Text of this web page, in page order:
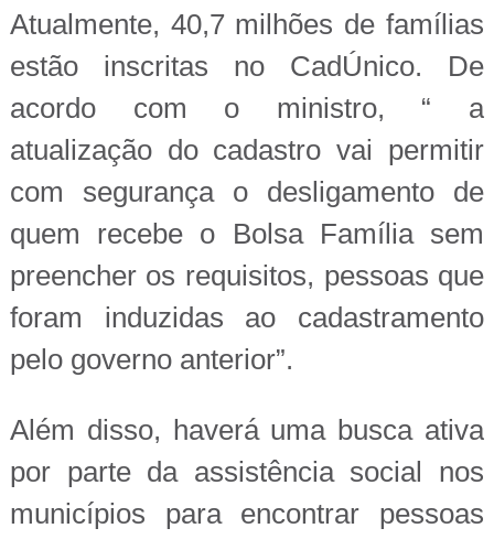
Atualmente, 40,7 milhões de famílias
estão inscritas no CadÚnico. De
acordo com o ministro, “ a
atualização do cadastro vai permitir
com segurança o desligamento de
quem recebe o Bolsa Família sem
preencher os requisitos, pessoas que
foram induzidas ao cadastramento
pelo governo anterior”.
Além disso, haverá uma busca ativa
por parte da assistência social nos
municípios para encontrar pessoas